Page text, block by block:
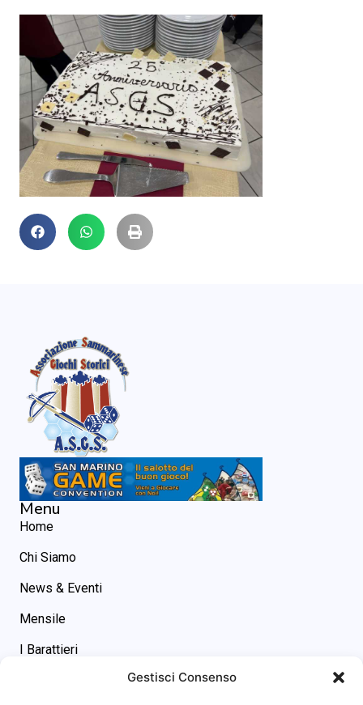
Gestisci Consenso
Menu
Home
Chi Siamo
News & Eventi
Mensile
I Barattieri